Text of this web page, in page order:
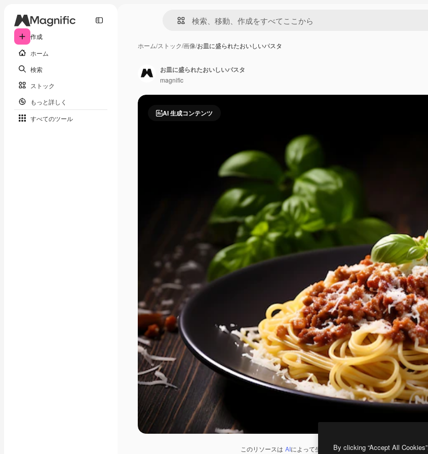
作成
ホーム
検索
ストック
もっと詳しく
すべてのツール
ホーム/ストック/画像/お皿に盛られたおいしいパスタ
AI 生成コンテンツ
このリソースは AIによって生成されたものです。 AI画像生成ツール
お皿に盛られたおいしいパスタ
magnific
By clicking “Accept All